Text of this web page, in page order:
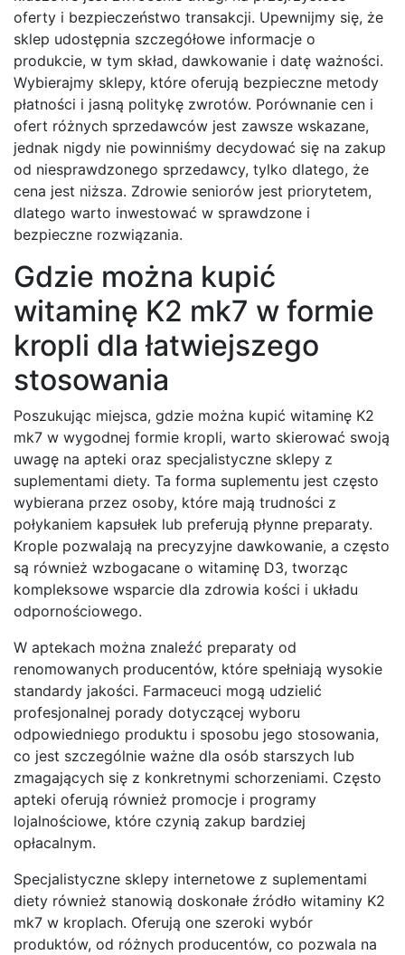
oferty i bezpieczeństwo transakcji. Upewnijmy się, że
sklep udostępnia szczegółowe informacje o
produkcie, w tym skład, dawkowanie i datę ważności.
Wybierajmy sklepy, które oferują bezpieczne metody
płatności i jasną politykę zwrotów. Porównanie cen i
ofert różnych sprzedawców jest zawsze wskazane,
jednak nigdy nie powinniśmy decydować się na zakup
od niesprawdzonego sprzedawcy, tylko dlatego, że
cena jest niższa. Zdrowie seniorów jest priorytetem,
dlatego warto inwestować w sprawdzone i
bezpieczne rozwiązania.
Gdzie można kupić
witaminę K2 mk7 w formie
kropli dla łatwiejszego
stosowania
Poszukując miejsca, gdzie można kupić witaminę K2
mk7 w wygodnej formie kropli, warto skierować swoją
uwagę na apteki oraz specjalistyczne sklepy z
suplementami diety. Ta forma suplementu jest często
wybierana przez osoby, które mają trudności z
połykaniem kapsułek lub preferują płynne preparaty.
Krople pozwalają na precyzyjne dawkowanie, a często
są również wzbogacane o witaminę D3, tworząc
kompleksowe wsparcie dla zdrowia kości i układu
odpornościowego.
W aptekach można znaleźć preparaty od
renomowanych producentów, które spełniają wysokie
standardy jakości. Farmaceuci mogą udzielić
profesjonalnej porady dotyczącej wyboru
odpowiedniego produktu i sposobu jego stosowania,
co jest szczególnie ważne dla osób starszych lub
zmagających się z konkretnymi schorzeniami. Często
apteki oferują również promocje i programy
lojalnościowe, które czynią zakup bardziej
opłacalnym.
Specjalistyczne sklepy internetowe z suplementami
diety również stanowią doskonałe źródło witaminy K2
mk7 w kroplach. Oferują one szeroki wybór
produktów, od różnych producentów, co pozwala na